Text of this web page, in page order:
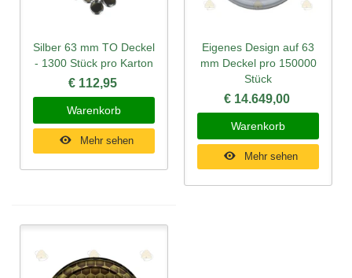
Silber 63 mm TO Deckel
- 1300 Stück pro Karton
€ 112,95
Warenkorb
Mehr sehen
Eigenes Design auf 63
mm Deckel pro 150000
Stück
€ 14.649,00
Warenkorb
Mehr sehen